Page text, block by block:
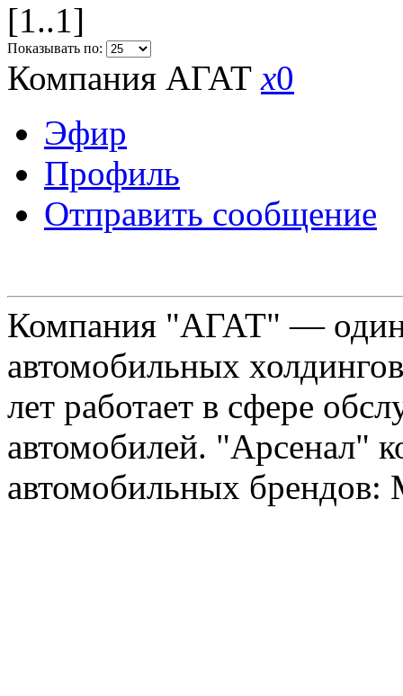
[1..1]
Показывать по:
Компания АГАТx0
Эфир
Профиль
Отправить сообщение
Компания "АГАТ" —
автомобильных
лет работает в сфере
автомобилей. "Арсенал"
автомобильных